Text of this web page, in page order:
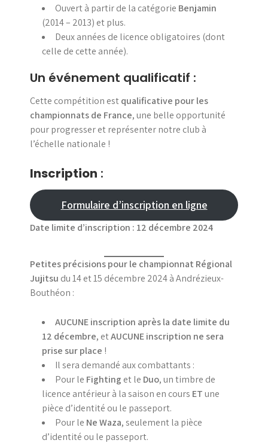
Ouvert à partir de la catégorie Benjamin
(2014 – 2013) et plus.
Deux années de licence obligatoires (dont
celle de cette année).
Un événement qualificatif :
Cette compétition estqualificative pour les
championnats de France, une belle opportunité
pour progresser et représenter notre club à
l’échelle nationale !
Inscription :
Formulaire d’inscription en ligne
Date limite d’inscription : 12 décembre 2024
Petites précisions pour le championnat Régional
Jujitsu du 14 et 15 décembre 2024 à Andrézieux-
Bouthéon :
AUCUNE inscription après la date limite du
12 décembre, etAUCUNE inscription ne sera
prise sur place !
Il sera demandé aux combattants :
Pour le Fighting et le Duo, un timbre de
licence antérieur à la saison en cours ETune
pièce d’identité ou le passeport.
Pour le Ne Waza, seulement la pièce
d’identité ou le passeport.